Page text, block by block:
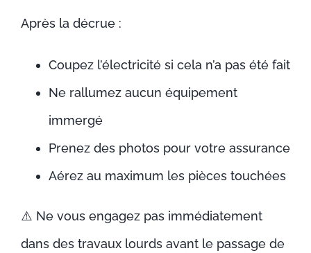
Après la décrue :
Coupez l’électricité si cela n’a pas été fait
Ne rallumez aucun équipement
immergé
Prenez des photos pour votre assurance
Aérez au maximum les pièces touchées
⚠️ Ne vous engagez pas immédiatement
dans des travaux lourds avant le passage de